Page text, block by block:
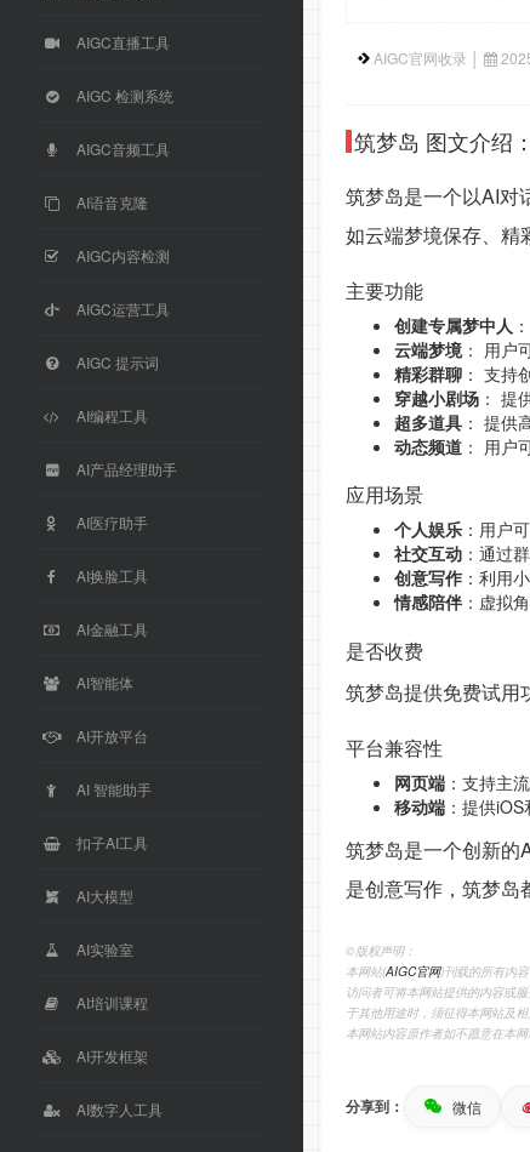
AIGC直播工具
AIGC 检测系统
AIGC音频工具
AI语音克隆
AIGC内容检测
AIGC运营工具
AIGC 提示词
AI编程工具
AI产品经理助手
AI医疗助手
AI换脸工具
AI金融工具
AI智能体
AI开放平台
AI 智能助手
扣子AI工具
AI大模型
AI实验室
AI培训课程
AI开发框架
AI数字人工具
AIGC官网收录 │
筑梦岛 图文介绍：
筑梦岛是一个以AI对
如云端梦境保存、精
主要功能
创建专属梦中人
云端梦境 ： 用户
精彩群聊 ： 支持
穿越小剧场 ： 提
超多道具 ： 提供
动态频道 ： 用户
应用场景
个人娱乐 ：用户
社交互动 ：通过
创意写作 ：利用
情感陪伴 ：虚拟
是否收费
筑梦岛提供免费试用
平台兼容性
网页端 ：支持主
移动端 ：提供
筑梦岛是一个创新的
是创意写作，筑梦岛
©️版权声明：
本网站(AIGC官网)刊载的所有内
访问者可将本网站提供的内容或
于其他用途时，须征得本网站及
本网站内容原作者如不愿意在本
分享到： 微信